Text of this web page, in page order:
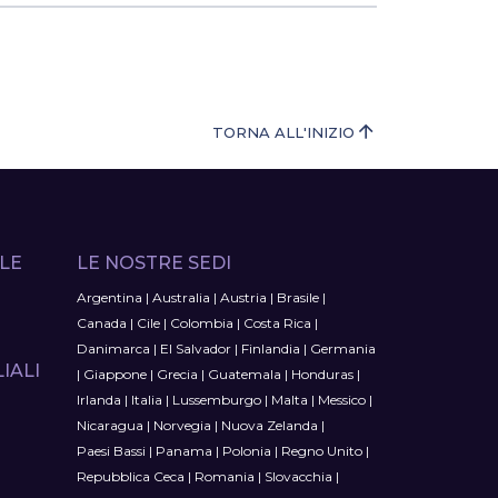
TORNA ALL'INIZIO
LE NOSTRE SEDI
Argentina | Australia | Austria | Brasile|
Canada | Cile| Colombia | Costa Rica |
Danimarca | El Salvador| Finlandia | Germania
| Giappone| Grecia | Guatemala | Honduras|
Irlanda | Italia | Lussemburgo| Malta | Messico|
Nicaragua | Norvegia | Nuova Zelanda |
Paesi Bassi | Panama | Polonia | Regno Unito|
Repubblica Ceca | Romania | Slovacchia |